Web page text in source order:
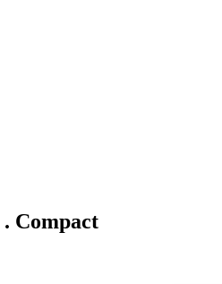
. Compact